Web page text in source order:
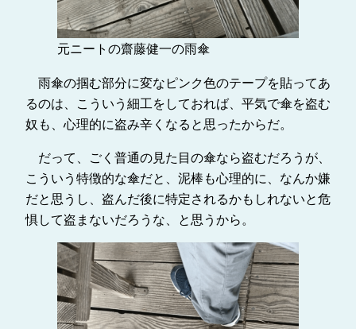
元ニートの齋藤健一の雨傘
雨傘の掴む部分に変なピンク色のテープを貼ってあ
るのは、こういう細工をしておれば、平気で傘を盗む
奴も、心理的に盗み辛くなると思ったからだ。
だって、ごく普通の見た目の傘なら盗むだろうが、
こういう特徴的な傘だと、泥棒も心理的に、なんか嫌
だと思うし、盗んだ後に特定されるかもしれないと危
惧して盗まないだろうな、と思うから。